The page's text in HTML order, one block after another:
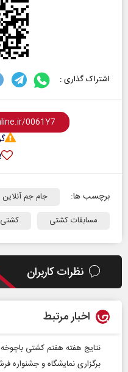
اشتراک گذاری :
برچسب ها: جام جم آنلاین
مسابقات کشتی
نظرات کاربران
اخبار مرتبط
نتایج هفته هفتم کشتی
برگزاری نمایشگاه و جشنواره